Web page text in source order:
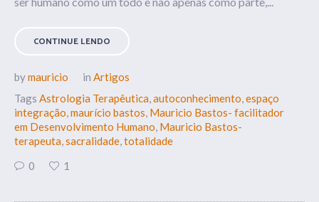
CONTINUE LENDO
bymauricio in Artigos
Tags Astrologia Terapêutica,autoconhecimento,espaço
integração,maurício bastos, Mauricio Bastos- facilitador
em Desenvolvimento Humano, Mauricio Bastos-
terapeuta,sacralidade,totalidade
0
1